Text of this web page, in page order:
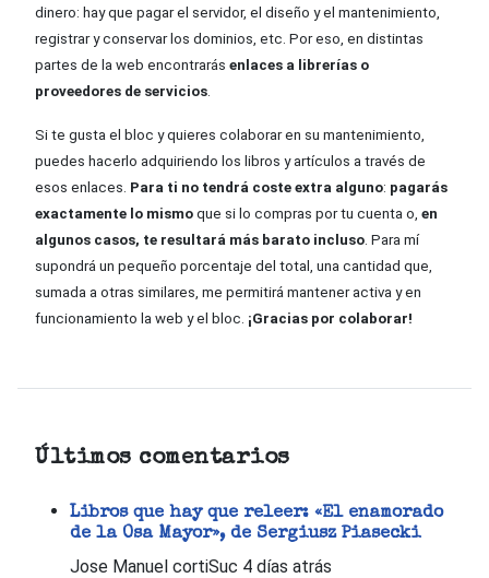
dinero: hay que pagar el servidor, el diseño y el mantenimiento,
registrar y conservar los dominios, etc. Por eso, en distintas
partes de la web encontrarás enlaces a librerías o
proveedores de servicios
Si te gusta el bloc y quieres colaborar en su mantenimiento,
puedes hacerlo adquiriendo los libros y artículos a través de
esos enlaces. Para ti no tendrá coste extra alguno: pagarás
exactamente lo mismo que si lo compras por tu cuenta o, en
algunos casos, te resultará más barato incluso . Para mí
supondrá un pequeño porcentaje del total, una cantidad que,
sumada a otras similares, me permitirá mantener activa y en
funcionamiento la web y el bloc. ¡Gracias por colaborar!
Últimos comentarios
Libros que hay que releer: «El enamorado
de la Osa Mayor», de Sergiusz Piasecki
Jose Manuel cortiSuc 4 días atrás